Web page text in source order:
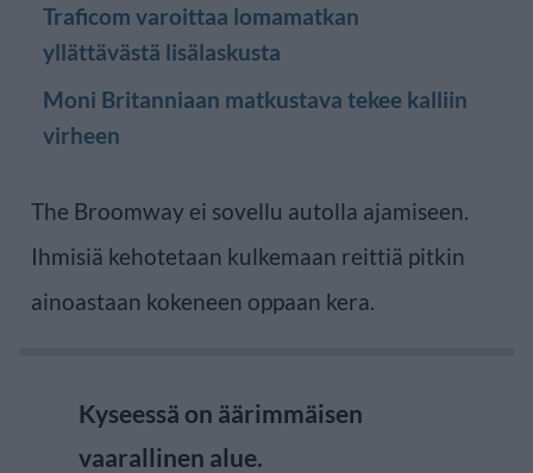
Traficom varoittaa lomamatkan
yllättävästä lisälaskusta
Moni Britanniaan matkustava tekee kalliin
virheen
The Broomway ei sovellu autolla ajamiseen.
Ihmisiä kehotetaan kulkemaan reittiä pitkin
ainoastaan kokeneen oppaan kera.
Kyseessä on äärimmäisen
vaarallinen alue.